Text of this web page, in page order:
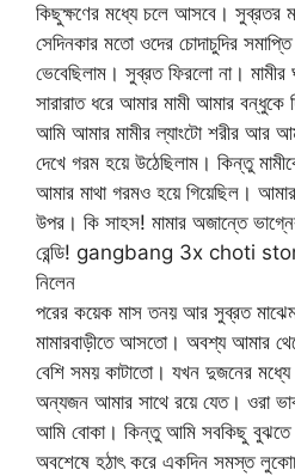
কিছুক্ষণের মধ্যে চলে আসবে। সুব্রতর
সেদিনকার মতো ওদের চোদাচুদির
ভেবেছিলাম। সুব্রত ফিরলো না। মামীর
সারারাত ধরে আমার মামী আমার বন্ধুকে
আমি আমার মামীর ল্যাংটো শরীর আর
দেখে গরম হয়ে উঠেছিলাম। কিন্তু
আমার মাথা গরমও হয়ে গিয়েছিল।
উপর। কি সাহস! মামার অজান্তে
রেন্ডি! gangbang 3x choti story
নিলেন
পরের কয়েক মাস তনয় আর সুব্রত
মামারবাড়ীতে আসতো। অবশ্য আমার
বেশি সময় কাটাতো। যখন দুজনের
অন্যজন আমার সাথে রয়ে যেত। ওরা
আমি বোকা। কিন্তু আমি সবকিছু বুঝতে
অবশেষে হঠাৎ করে একদিন সমস্ত